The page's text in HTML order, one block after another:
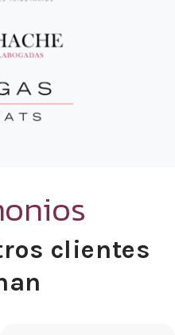
clientes